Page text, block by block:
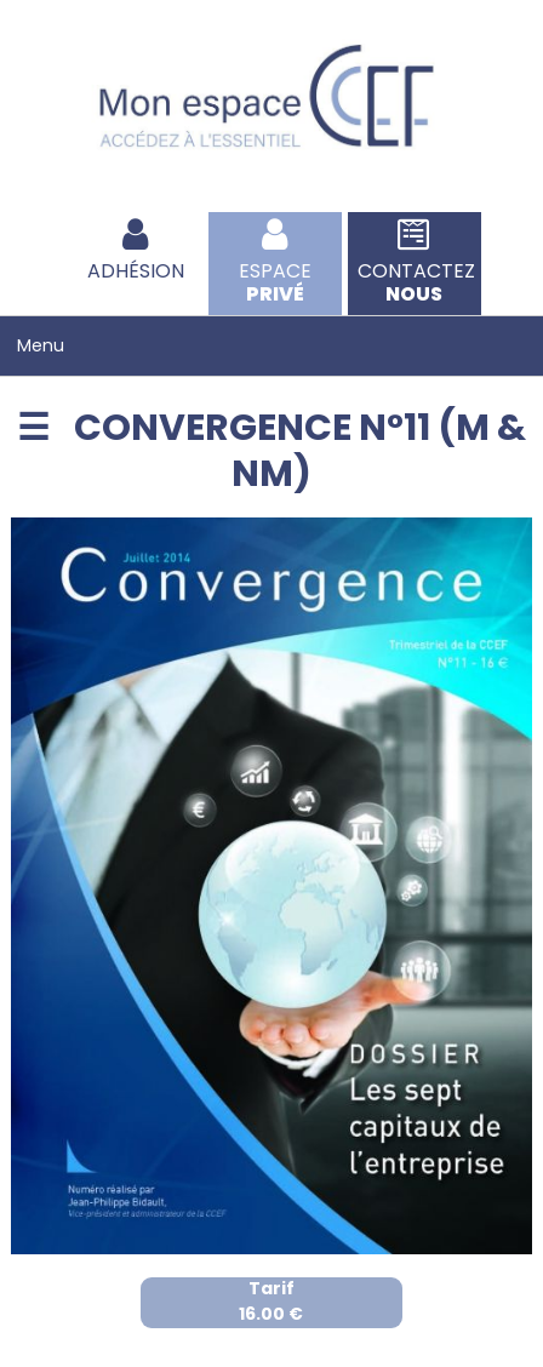
ADHÉSION
ESPACE
PRIVÉ
CONTACTEZ
NOUS
CONVERGENCE N°11 (M &
NM)
Tarif
16.00 €